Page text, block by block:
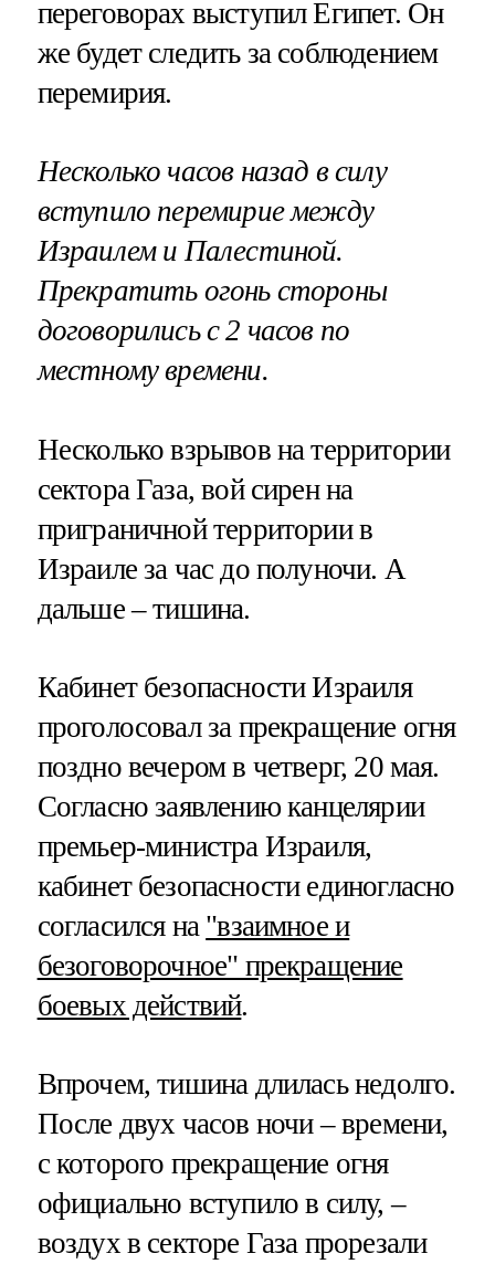
переговорах выступил Египет. Он
же будет следить за соблюдением
перемирия.
Несколько часов назад в силу
вступило перемирие между
Израилем и Палестиной.
Прекратить огонь стороны
договорились с 2 часов по
местному времени.
Несколько взрывов на территории
сектора Газа, вой сирен на
приграничной территории в
Израиле за час до полуночи. А
дальше – тишина.
Кабинет безопасности Израиля
проголосовал за прекращение огня
поздно вечером в четверг, 20 мая.
Согласно заявлению канцелярии
премьер-министра Израиля,
кабинет безопасности единогласно
согласился на "взаимное и
безоговорочное" прекращение
боевых действий.
Впрочем, тишина длилась недолго.
После двух часов ночи – времени,
с которого прекращение огня
официально вступило в силу, –
воздух в секторе Газа прорезали